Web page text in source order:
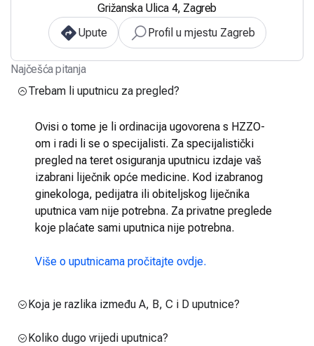
Grižanska Ulica 4, Zagreb
Upute
Profil u mjestu Zagreb
Najčešća pitanja
Trebam li uputnicu za pregled?
Ovisi o tome je li ordinacija ugovorena s HZZO-
om i radi li se o specijalisti. Za specijalistički
pregled na teret osiguranja uputnicu izdaje vaš
izabrani liječnik opće medicine. Kod izabranog
ginekologa, pedijatra ili obiteljskog liječnika
uputnica vam nije potrebna. Za privatne preglede
koje plaćate sami uputnica nije potrebna.
Više o uputnicama pročitajte ovdje.
Koja je razlika između A, B, C i D uputnice?
Koliko dugo vrijedi uputnica?